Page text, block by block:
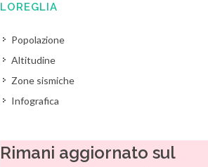
LOREGLIA
Popolazione
Altitudine
Zone sismiche
Infografica
Rimani aggiornato sul